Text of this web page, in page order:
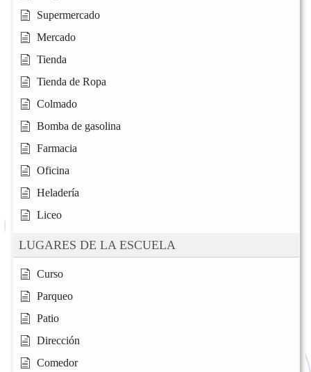
Supermercado
Mercado
Tienda
Tienda de Ropa
Colmado
Bomba de gasolina
Farmacia
Oficina
Heladería
Liceo
LUGARES DE LA ESCUELA
Curso
Parqueo
Patio
Dirección
Comedor